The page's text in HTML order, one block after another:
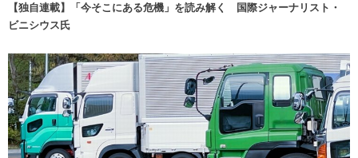
【独自連載】「今そこにある危機」を読み解く 国際ジャーナリスト・
ビニシウス氏